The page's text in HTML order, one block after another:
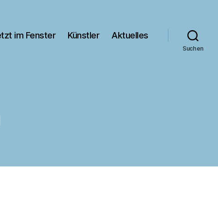
im Fenster Künstler Aktuelles
Suchen